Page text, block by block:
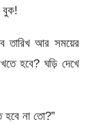
বুক!
তারিখ আর সময়ের
হবে? ঘড়ি দেখে
হবে না তো?”